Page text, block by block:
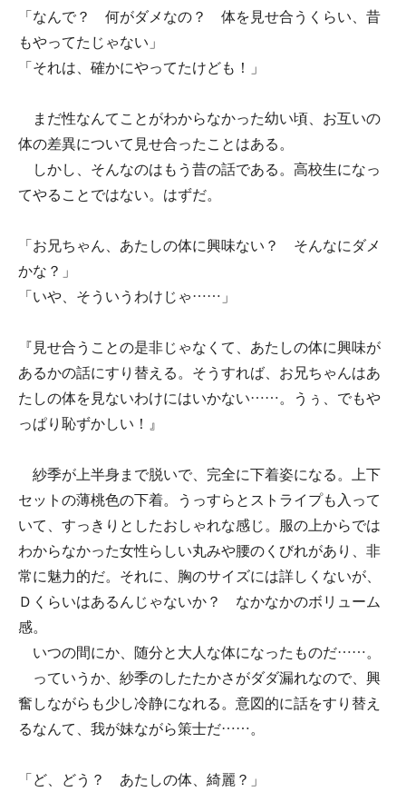
「なんで？ 何がダメなの？ 体を見せ合うくらい、昔
もやってたじゃない」
「それは、確かにやってたけども！」
まだ性なんてことがわからなかった幼い頃、お互いの
体の差異について見せ合ったことはある。
しかし、そんなのはもう昔の話である。高校生になっ
てやることではない。はずだ。
「お兄ちゃん、あたしの体に興味ない？ そんなにダメ
かな？」
「いや、そういうわけじゃ……」
『見せ合うことの是非じゃなくて、あたしの体に興味が
あるかの話にすり替える。そうすれば、お兄ちゃんはあ
たしの体を見ないわけにはいかない……。うぅ、でもや
っぱり恥ずかしい！』
紗季が上半身まで脱いで、完全に下着姿になる。上下
セットの薄桃色の下着。うっすらとストライプも入って
いて、すっきりとしたおしゃれな感じ。服の上からでは
わからなかった女性らしい丸みや腰のくびれがあり、非
常に魅力的だ。それに、胸のサイズには詳しくないが、
Ｄくらいはあるんじゃないか？ なかなかのボリューム
感。
いつの間にか、随分と大人な体になったものだ……。
っていうか、紗季のしたたかさがダダ漏れなので、興
奮しながらも少し冷静になれる。意図的に話をすり替え
るなんて、我が妹ながら策士だ……。
「ど、どう？ あたしの体、綺麗？」